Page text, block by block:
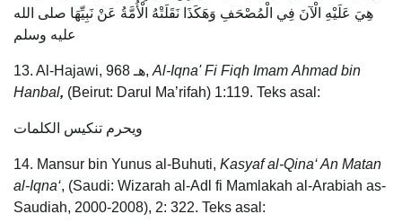
هِيَ عَلَيْهِ الْآنَ فِي الْمُصْحَفِ وَهَكَذَا نَقَلَتْهُ الْأُمَّةُ عَنْ نَبِيِّهَا صلى الله
عليه وسلم
13. Al-Hajawi, 968 هـ, Al-Iqna' Fi Fiqh Imam Ahmad bin
Hanbal, (Beirut: Darul Ma’rifah) 1:119. Teks asal:
ويحرم تنكيس الكلمات
14. Mansur bin Yunus al-Buhuti, Kasyaf al-Qina‘ An Matan
al-Iqna‘, (Saudi: Wizarah al-Adl fi Mamlakah al-Arabiah as-
Saudiah, 2000-2008), 2: 322. Teks asal: